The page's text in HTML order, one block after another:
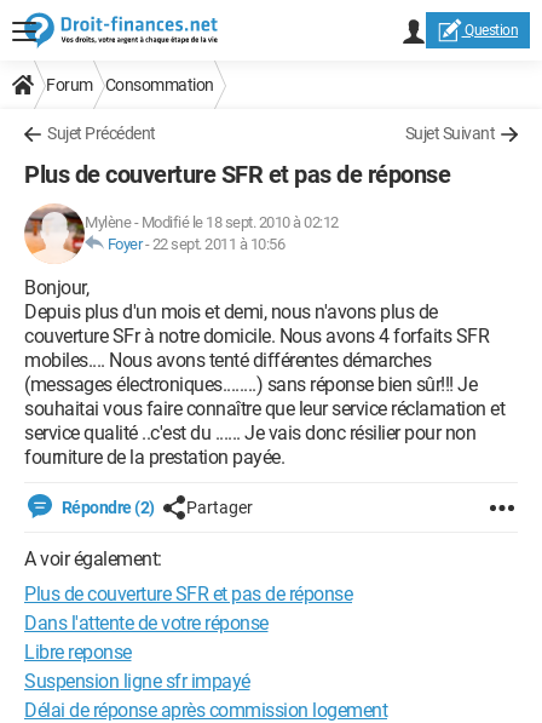
Question
Forum Consommation
Sujet Précédent Sujet Suivant
Plus de couverture SFR et pas de réponse
Mylène- Modifié le 18 sept. 2010 à 02:12
Foyer-22 sept. 2011 à 10:56
Bonjour,
Depuis plus d'un mois et demi, nous n'avons plus de
couverture SFr à notre domicile. Nous avons 4 forfaits SFR
mobiles.... Nous avons tenté différentes démarches
(messages électroniques........) sans réponse bien sûr!!! Je
souhaitai vous faire connaître que leur service réclamation et
service qualité ..c'est du ...... Je vais donc résilier pour non
fourniture de la prestation payée.
Répondre (2) Partager
A voir également:
Plus de couverture SFR et pas de réponse
Dans l'attente de votre réponse
Libre reponse
Suspension ligne sfr impayé
Délai de réponse après commission logement